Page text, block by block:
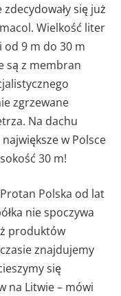
się już
Wielkość liter
9 m do 30 m
są z membran
zgrzewane
Na dachu
w Polsce
30 m!
Polska od lat
nie spoczywa
produktów
znajdujemy
się
na Litwie – mówi